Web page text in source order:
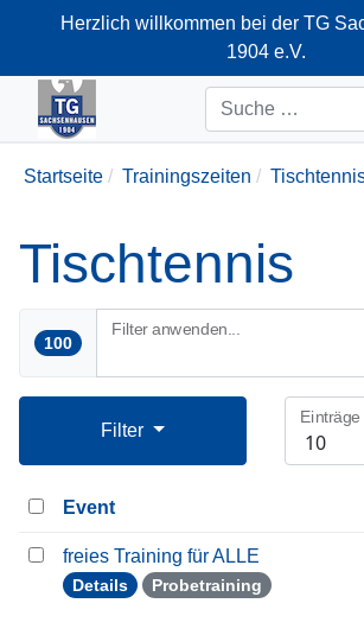
Herzlich willkommen bei der TG
1904 e.V.
+49-69-
Suchen
Startseite Trainingszeiten
Tischtennis
100
Filter anwenden...
Filter
Einträge
Event
freies Training für ALLE
Details Probetraining